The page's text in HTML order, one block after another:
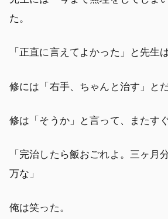
た。
「正直に言えてよかった」と先生
修には「右手、ちゃんと治す」と
修は「そうか」と言って、またす
「完治したら飯おごれよ。三ヶ月
万な」
俺は笑った。